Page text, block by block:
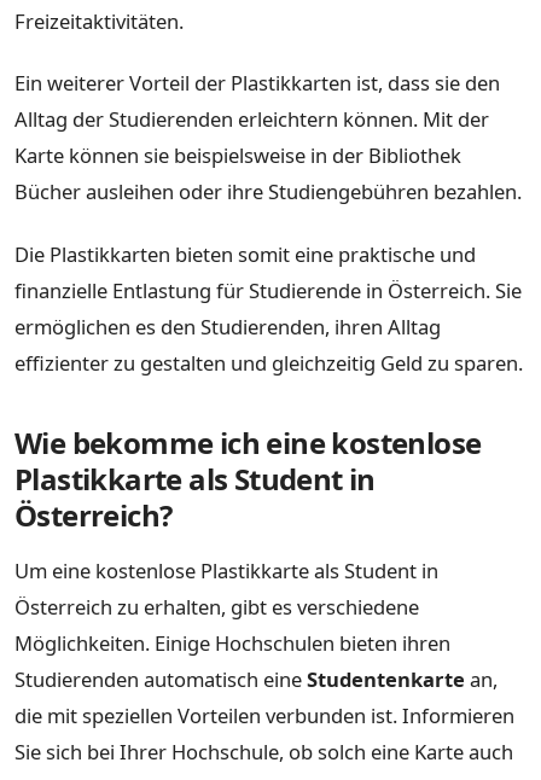
Freizeitaktivitäten.
Ein weiterer Vorteil der Plastikkarten ist, dass sie den
Alltag der Studierenden erleichtern können. Mit der
Karte können sie beispielsweise in der Bibliothek
Bücher ausleihen oder ihre Studiengebühren bezahlen.
Die Plastikkarten bieten somit eine praktische und
finanzielle Entlastung für Studierende in Österreich. Sie
ermöglichen es den Studierenden, ihren Alltag
effizienter zu gestalten und gleichzeitig Geld zu sparen.
Wie bekomme ich eine kostenlose
Plastikkarte als Student in
Österreich?
Um eine kostenlose Plastikkarte als Student in
Österreich zu erhalten, gibt es verschiedene
Möglichkeiten. Einige Hochschulen bieten ihren
Studierenden automatisch eineStudentenkarte an,
die mit speziellen Vorteilen verbunden ist. Informieren
Sie sich bei Ihrer Hochschule, ob solch eine Karte auch